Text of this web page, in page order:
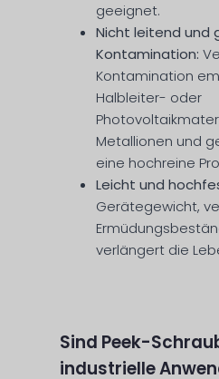
geeignet.
Nicht leitend und
Kontamination:
Kontamination
Halbleiter- oder
Metallionen und
eine hochreine
Leicht und
Gerätegewicht,
verlängert die
Sind Peek-
industrielle